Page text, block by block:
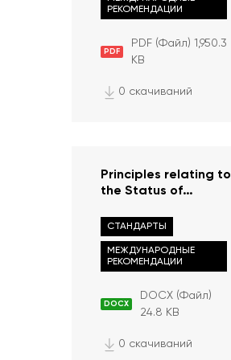
PDF
PDF (Файл) 1,950.3
KB
РЕКОМЕНДАЦИИ
0 скачиваний
Principles relating to
the Status of
(The Paris Principles)
adopted by General
Assembly resolution
48/134 of 20
December 1993
DOCX
DOCX (Файл)
24.8 KB
СТАНДАРТЫ
МЕЖДУНАРОДНЫЕ
РЕКОМЕНДАЦИИ
0 скачиваний